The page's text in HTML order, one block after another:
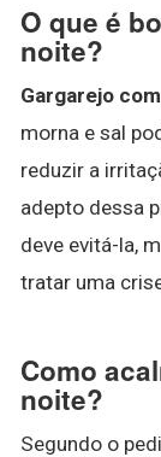
O que é
noite?
Gargarejo
morna e sal
reduzir a
adepto dessa
deve evitá-la,
tratar uma
Como
noite?
Segundo o